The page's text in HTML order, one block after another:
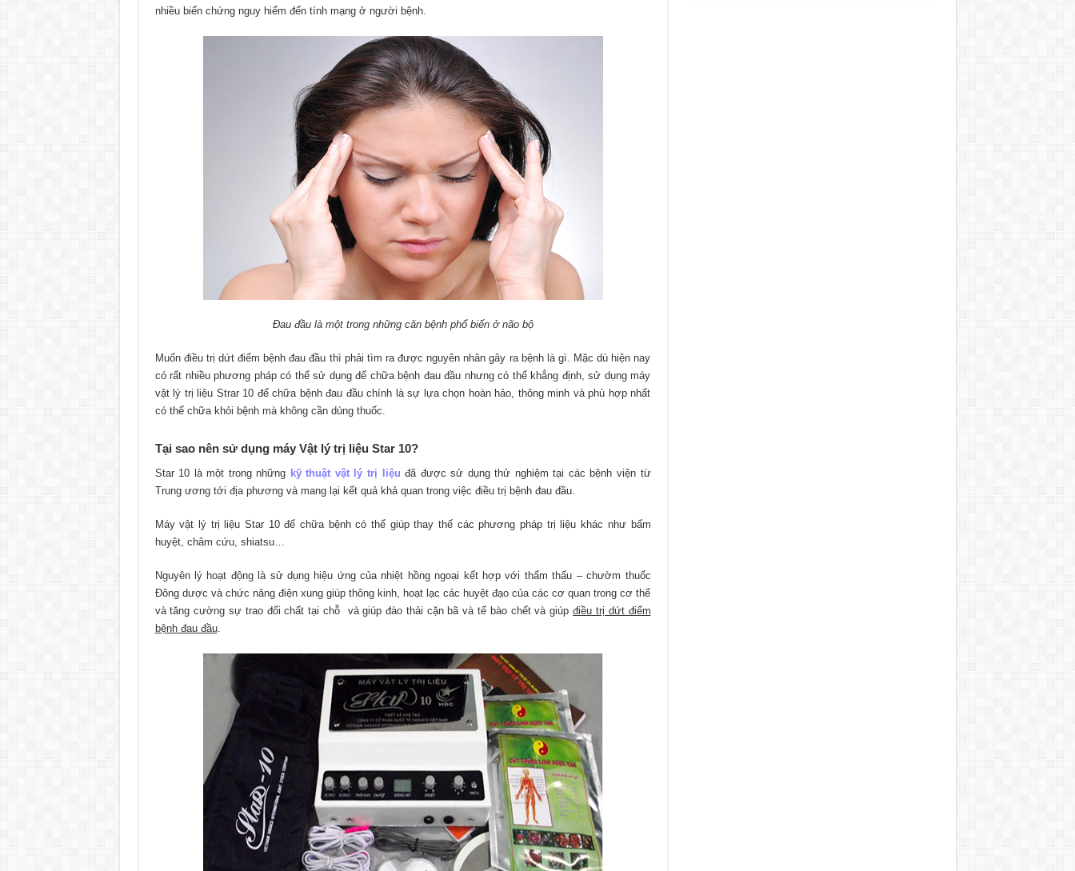
nhiều biến chứng nguy hiểm đến tính mạng ở người bệnh.
Đau đầu là một trong những căn bệnh phổ biến ở não bộ
Muốn điều trị dứt điểm bệnh đau đầu thì phải tìm ra được nguyên nhân gây ra bệnh là gì. Mặc dù hiện nay
có rất nhiều phương pháp có thể sử dụng để chữa bệnh đau đầu nhưng có thể khẳng định, sử dụng máy
vật lý trị liệu Strar 10 để chữa bệnh đau đầu chính là sự lựa chọn hoàn hảo, thông minh và phù hợp nhất
có thể chữa khỏi bệnh mà không cần dùng thuốc.
Tại sao nên sử dụng máy Vật lý trị liệu Star 10?
Star 10 là một trong những kỹ thuật vật lý trị liệu đã được sử dụng thử nghiệm tại các bệnh viện từ
Trung ương tới địa phương và mang lại kết quả khả quan trong việc điều trị bệnh đau đầu.
Máy vật lý trị liệu Star 10 để chữa bệnh có thể giúp thay thế các phương pháp trị liệu khác như bấm
huyệt, châm cứu, shiatsu…
Nguyên lý hoạt động là sử dụng hiệu ứng của nhiệt hồng ngoại kết hợp với thẩm thấu – chườm thuốc
Đông dược và chức năng điện xung giúp thông kinh, hoạt lạc các huyệt đạo của các cơ quan trong cơ thể
và tăng cường sự trao đổi chất tại chỗ và giúp đào thải cặn bã và tế bào chết và giúpđiều trị dứt điểm
bệnh đau đầu.